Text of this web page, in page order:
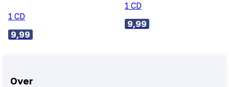
1 CD
9,99
1 CD
9,99
Over